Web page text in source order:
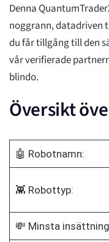
Denna
noggrann, datadriven
du får tillgång till den
vår verifierade
blindo.
Översikt
🤖 Robotnamn:
👾 Robottyp:
💸 Minsta